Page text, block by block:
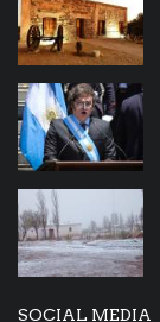
SOCIAL MEDIA